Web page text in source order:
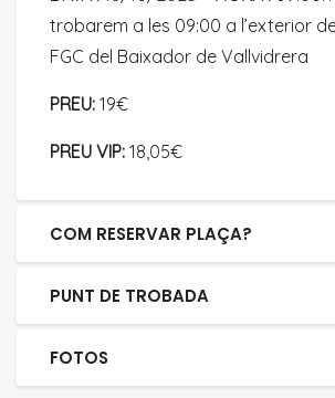
trobarem a les 09:00 a l’exterior
FGC del Baixador de Vallvidrera
PREU: 19€
PREU VIP: 18,05€
COM RESERVAR PLAÇA?
PUNT DE TROBADA
FOTOS